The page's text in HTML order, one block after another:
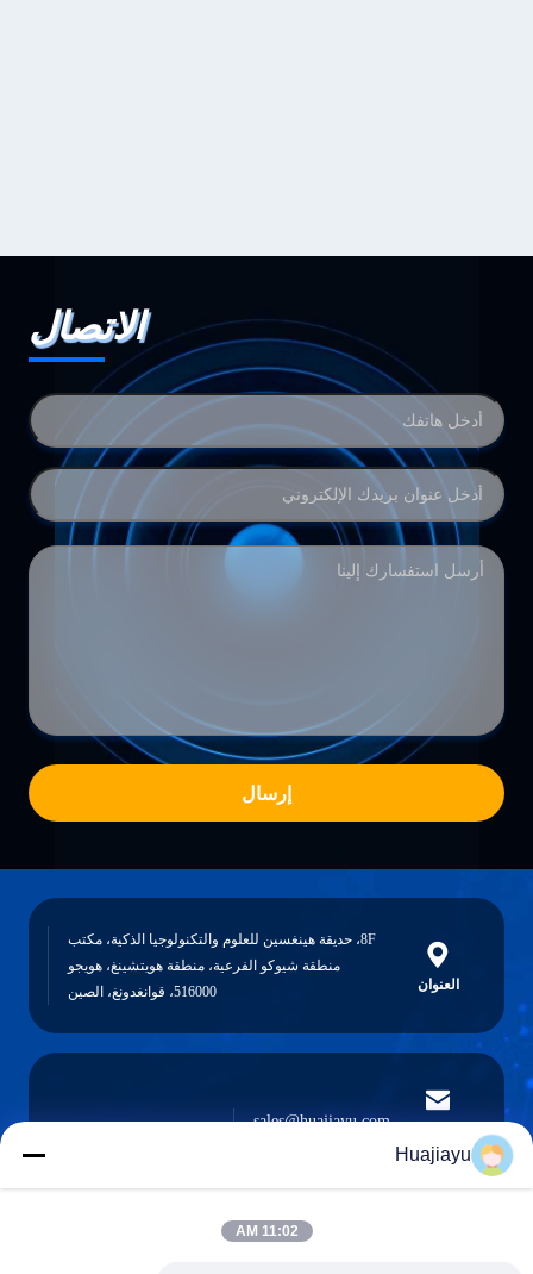
الاتصال
إرسال
العنوان
8F، حديقة هينغسين للعلوم والتكنولوجيا الذكية، مكتب
منطقة شيوكو الفرعية، منطقة هويتشينغ، هويجو
516000، قوانغدونغ، الصين
الإلكتروني
sales@huajiayu.com
Huajiayu
11:02 AM